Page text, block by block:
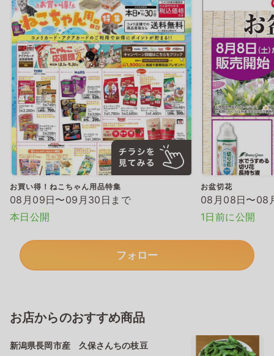
お買い得！ねこちゃん用品特集
08月09日〜09月30日まで
本日公開
お盆切花
08月08日〜08
1日前に公開
フォロー
お店からのおすすめ商品
新潟県長岡市産 久保さんちの枝豆